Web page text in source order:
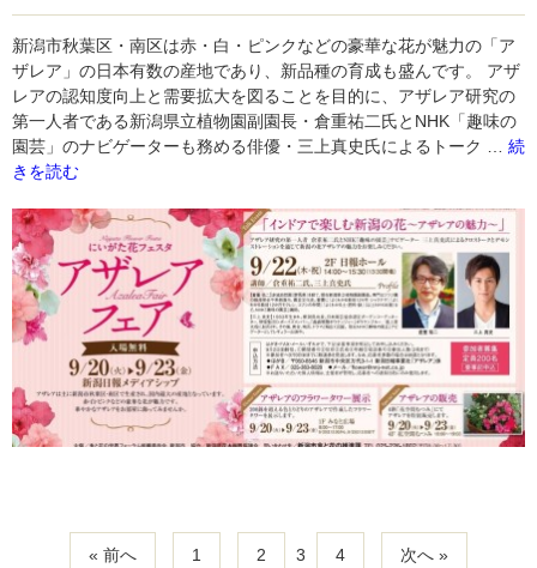
新潟市秋葉区・南区は赤・白・ピンクなどの豪華な花が魅力の「ア
ザレア」の日本有数の産地であり、新品種の育成も盛んです。 アザ
レアの認知度向上と需要拡大を図ることを目的に、アザレア研究の
第一人者である新潟県立植物園副園長・倉重祐二氏とNHK「趣味の
園芸」のナビゲーターも務める俳優・三上真史氏によるトーク … "に
花
タ
～
ア
ザ
レ
続
きを読む
« 前へ 1 2 3 4 次へ »